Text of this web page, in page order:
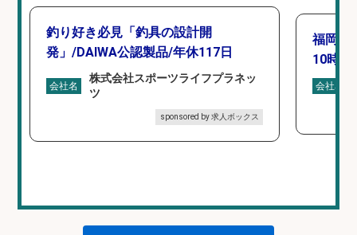
釣り好き必見「釣具の設計開
発」/DAIWA公認製品/年休117日
会社名
株式会社スポーツライフプラネッ
ツ
sponsored by 求人ボックス
福岡「
10時間
会社名